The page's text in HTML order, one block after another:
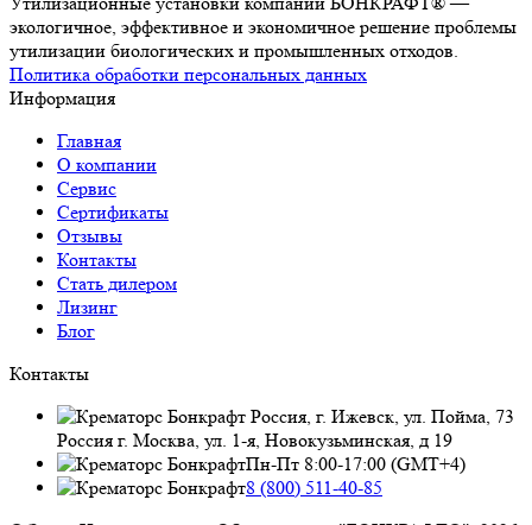
экологичное, эффективное и экономичное решение проблемы
утилизации биологических и промышленных отходов.
Политика обработки персональных данных
Информация
Главная
О компании
Сервис
Сертификаты
Отзывы
Контакты
Стать дилером
Лизинг
Блог
Контакты
Россия, г. Ижевск, ул. Пойма, 73
Россия г. Москва, ул. 1-я, Новокузьминская, д 19
Пн-Пт 8:00-17:00 (GMT+4)
8 (800) 511-40-85